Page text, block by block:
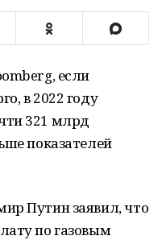
если
в 2022 году
321 млрд
показателей
Путин заявил, что
по газовым